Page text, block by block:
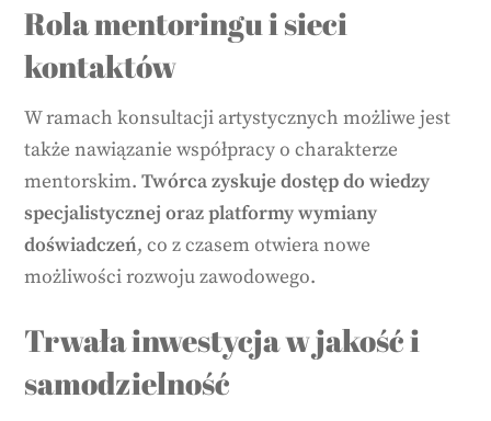
Rola mentoringu i sieci
kontaktów
W ramach konsultacji artystycznych możliwe jest
także nawiązanie współpracy o charakterze
mentorskim.Twórca zyskuje dostęp do wiedzy
specjalistycznej oraz platformy wymiany
doświadczeń, co z czasem otwiera nowe
możliwości rozwoju zawodowego.
Trwała inwestycja w jakość i
samodzielność